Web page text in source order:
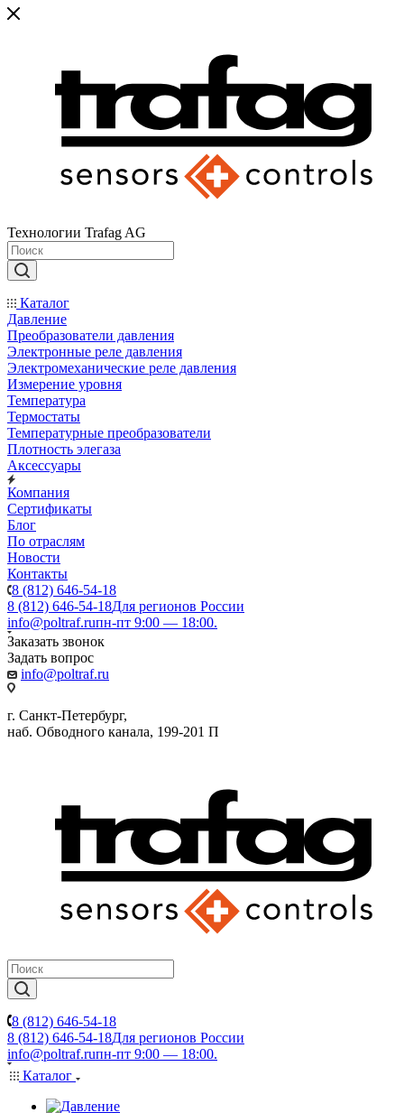
Технологии Trafag AG
Каталог
Давление
Преобразователи давления
Электронные реле давления
Электромеханические реле давления
Измерение уровня
Температура
Термостаты
Температурные преобразователи
Плотность элегаза
Аксессуары
Компания
Сертификаты
Блог
По отраслям
Новости
Контакты
8 (812) 646-54-18
8 (812) 646-54-18Для регионов России
info@poltraf.ruпн-пт 9:00 — 18:00.
Заказать звонок
Задать вопрос
info@poltraf.ru
г. Санкт-Петербург,
наб. Обводного канала, 199-201 П
8 (812) 646-54-18
8 (812) 646-54-18Для регионов России
info@poltraf.ruпн-пт 9:00 — 18:00.
Каталог